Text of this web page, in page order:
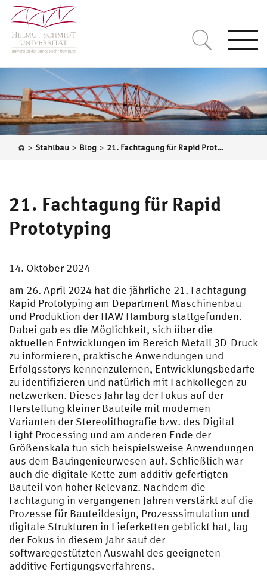
> Stahlbau > Blog > 21. Fachtagung für Rapid Prototyping
21. Fachtagung für Rapid
Prototyping
14. Oktober 2024
am 26. April 2024 hat die jährliche 21. Fachtagung
Rapid Prototyping am Department Maschinenbau
und Produktion der HAW Hamburg stattgefunden.
Dabei gab es die Möglichkeit, sich über die
aktuellen Entwicklungen im Bereich Metall 3D-Druck
zu informieren, praktische Anwendungen und
Erfolgsstorys kennenzulernen, Entwicklungsbedarfe
zu identifizieren und natürlich mit Fachkollegen zu
netzwerken. Dieses Jahr lag der Fokus auf der
Herstellung kleiner Bauteile mit modernen
Varianten der Stereolithografie bzw. des Digital
Light Processing und am anderen Ende der
Größenskala tun sich beispielsweise Anwendungen
aus dem Bauingenieurwesen auf. Schließlich war
auch die digitale Kette zum additiv gefertigten
Bauteil von hoher Relevanz. Nachdem die
Fachtagung in vergangenen Jahren verstärkt auf die
Prozesse für Bauteildesign, Prozesssimulation und
digitale Strukturen in Lieferketten geblickt hat, lag
der Fokus in diesem Jahr sauf der
softwaregestützten Auswahl des geeigneten
additive Fertigungsverfahrens.